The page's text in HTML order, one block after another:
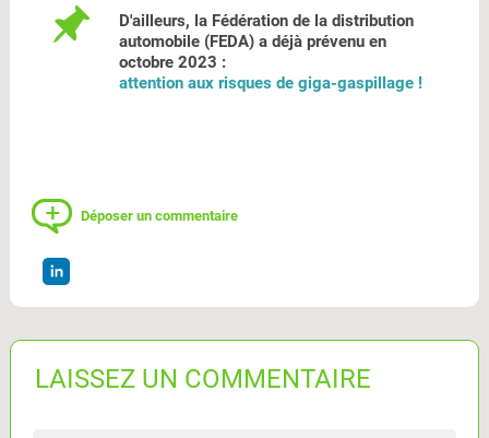
D'ailleurs, la Fédération de la distribution
automobile (FEDA)a déjà prévenu en
octobre 2023 :
attention aux risques de giga-gaspillage !
Déposer un commentaire
LAISSEZ UN COMMENTAIRE